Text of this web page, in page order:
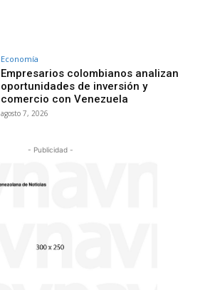
Economía
Empresarios colombianos analizan
oportunidades de inversión y
comercio con Venezuela
agosto 7, 2026
- Publicidad -